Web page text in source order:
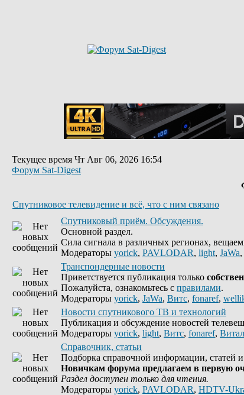
Текущее время Чт Авг 06, 2026 16:54
Форум Sat-Digest
Спутниковое телевидение и всё, что с ним связано
Спутниковый приём. Обсуждения.
Основной раздел.
Сила сигнала в различных регионах,
Модераторы yorick, PAVLODAR, light, JaWa,
Транспондерные новости
Приветствуется публикация только
Пожалуйста, ознакомьтесь с правилами.
Модераторы yorick, JaWa, Витс, fonaref,
Новости спутникового ТВ и технологий
Публикация и обсуждение новостей
Модераторы yorick, light, Витс, fonaref,
Справочник, статьи
Подборка справочной информации, статей
Новичкам форума предлагаем в первую
Раздел доступен только для чтения.
Модераторы yorick, PAVLODAR, HDTV-